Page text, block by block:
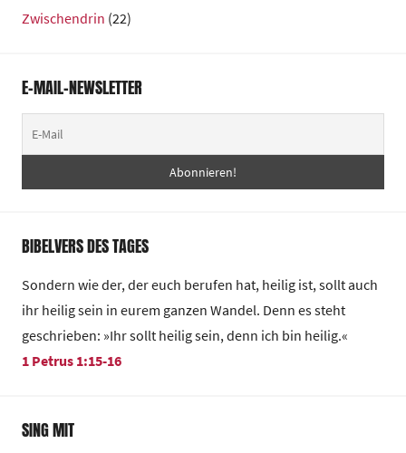
Zwischendrin (22)
E-MAIL-NEWSLETTER
BIBELVERS DES TAGES
Sondern wie der, der euch berufen hat, heilig ist, sollt auch
ihr heilig sein in eurem ganzen Wandel. Denn es steht
geschrieben: »Ihr sollt heilig sein, denn ich bin heilig.«
1 Petrus 1:15-16
SING MIT